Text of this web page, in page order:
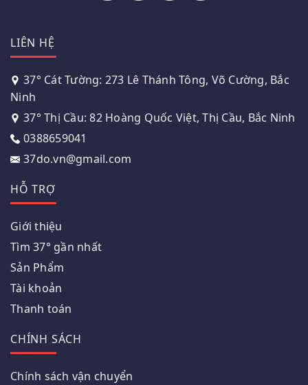
LIÊN HỆ
37° Cát Tường: 273 Lê Thánh Tông, Võ Cường, Bắc
Ninh
37° Thị Cầu: 82 Hoàng Quốc Việt, Thị Cầu, Bắc Ninh
0388659041
37do.vn@gmail.com
HỖ TRỢ
Giới thiệu
Tìm 37° gần nhất
Sản Phẩm
Tài khoản
Thanh toán
CHÍNH SÁCH
Chính sách vận chuyển